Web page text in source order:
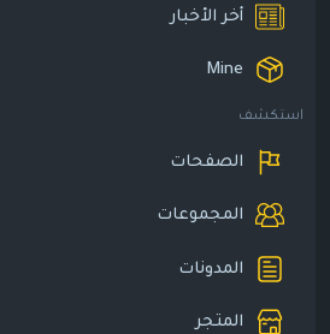
أخر الأخبار
Mine
استكشف
الصفحات
المجموعات
المدونات
المتجر